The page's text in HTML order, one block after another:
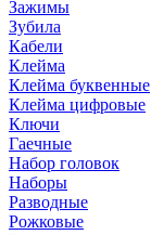
Зажимы
Зубила
Кабели
Клейма
Клейма буквенные
Клейма цифровые
Ключи
Гаечные
Набор головок
Наборы
Разводные
Рожковые